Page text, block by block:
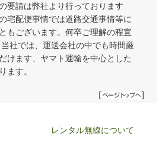
要請は弊社より行っております
宅配便事情では道路交通事情等に
もございます。何卒ご理解の程宜
社では、運送会社の中でも時間厳
けます、ヤマト運輸を中心とした
ます。
レンタル無線について